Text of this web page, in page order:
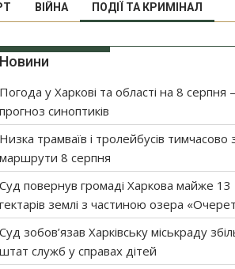
ВІЙНА ПОДІЇ ТА КРИМІНАЛ
Новини
Погода у Харкові та області на 8 серпня
прогноз синоптиків
Низка трамваїв і тролейбусів тимчасово
маршрути 8 серпня
Суд повернув громаді Харкова майже 13
гектарів землі з частиною озера
Суд зобов’язав Харківську міськраду
штат служб у справах дітей